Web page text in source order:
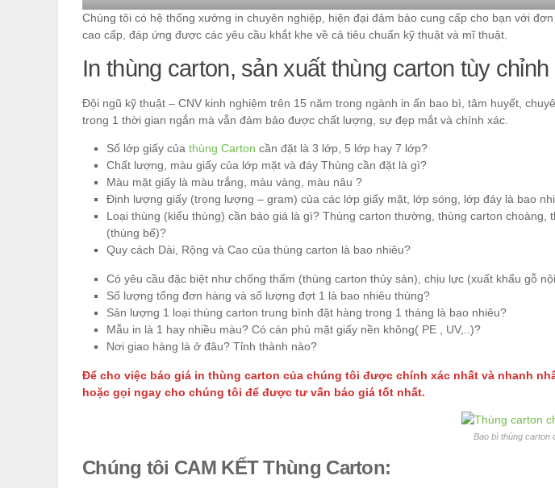
Chúng tôi có hệ thống xưởng in chuyên nghiệp, hiện đại đảm bảo cung cấp cho bạn với
cao cấp, đáp ứng được các yêu cầu khắt khe về cả tiêu chuẩn kỹ thuật và mĩ thuật.
In thùng carton, sản xuất thùng carton tùy
Đội ngũ kỹ thuật – CNV kinh nghiệm trên 15 năm trong ngành in ấn bao bì, tâm huyết,
trong 1 thời gian ngắn mà vẫn đảm bảo được chất lượng, sự đẹp mắt và chính xác.
Số lớp giấy của thùng Carton cần đặt là 3 lớp, 5 lớp hay 7 lớp?
Chất lượng, màu giấy của lớp mặt và đáy Thùng cần đặt là gì?
Màu mặt giấy là màu trắng, màu vàng, màu nâu ?
Định lượng giấy (trọng lượng – gram) của các lớp giấy mặt, lớp sóng, lớp đáy là bao
Loại thùng (kiểu thùng) cần báo giá là gì? Thùng carton thường, thùng carton
(thùng bế)?
Quy cách Dài, Rộng và Cao của thùng carton là bao nhiêu?
Có yêu cầu đặc biệt như chống thấm (thùng carton thủy sản), chịu lực (xuất khẩu gỗ
Số lượng tổng đơn hàng và số lượng đợt 1 là bao nhiêu thùng?
Sản lượng 1 loại thùng carton trung bình đặt hàng trong 1 tháng là bao nhiêu?
Mẫu in là 1 hay nhiều màu? Có cán phủ mặt giấy nền không( PE , UV,..)?
Nơi giao hàng là ở đâu? Tỉnh thành nào?
Để cho việc báo giá in thùng carton của chúng tôi được chính xác nhất và nhanh
hoặc gọi ngay cho chúng tôi để được tư vấn báo giá tốt nhất.
Bao bì thùng carton
Chúng tôi CAM KẾT Thùng Carton: